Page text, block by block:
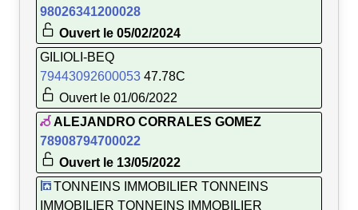
98026341200028
Ouvert le 05/02/2024
GILIOLI-BEQ
79443092600053 47.78C
Ouvert le 01/06/2022
ALEJANDRO CORRALES GOMEZ
78908794700022
Ouvert le 13/05/2022
TONNEINS IMMOBILIER TONNEINS
IMMOBILIER TONNEINS IMMOBILIER